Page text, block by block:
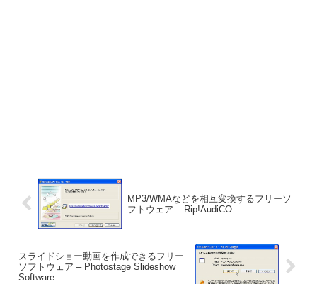
MP3/WMAなどを相互変換するフリーソ
フトウェア – Rip!AudiCO
スライドショー動画を作成できるフリー
ソフトウェア – Photostage Slideshow
Software